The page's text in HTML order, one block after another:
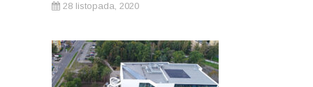
28 listopada, 2020